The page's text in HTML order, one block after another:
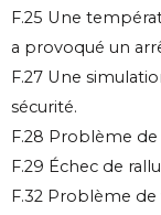
F.25 Une
a provoqué un
F.27 Une
sécurité.
F.28 Problème de
F.29 Échec de
F.32 Problème